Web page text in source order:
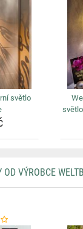
světlo
OD VÝROBCE